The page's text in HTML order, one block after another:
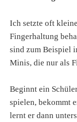
Ich setzte oft
Fingerhaltung
sind zum Beispiel
Minis, die nur als
Beginnt ein
spielen, bekommt
lernt er dann